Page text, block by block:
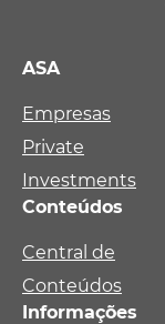
ASA
Empresas
Private
Investments
Conteúdos
Central de
Conteúdos
Informações